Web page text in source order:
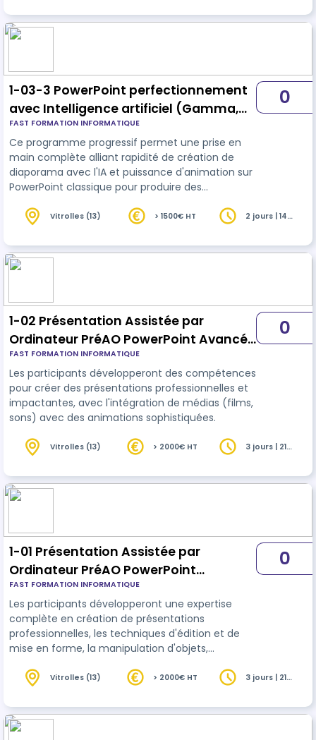
1-03-3 PowerPoint perfectionnement
avec Intelligence artificiel (Gamma,
Luvvoice et AudioConvert )– 2 jours-
ICDL -v2
FAST FORMATION INFORMATIQUE
Ce programme progressif permet une prise en
main complète alliant rapidité de création de
diaporama avec l'IA et puissance d'animation sur
PowerPoint classique pour produire des
0
Vitrolles (13) > 1500€ HT
2 jours | 14
1-02 Présentation Assistée par
Ordinateur PréAO PowerPoint Avancé-
ICDL (3j) - v1.1 - EDOF v2
FAST FORMATION INFORMATIQUE
Les participants développeront des compétences
pour créer des présentations professionnelles et
impactantes, avec l'intégration de médias (films,
sons) avec des animations sophistiquées.
0
Vitrolles (13) > 2000€ HT
3 jours | 21
1-01 Présentation Assistée par
Ordinateur PréAO PowerPoint
Standard - ICDL (3j) - v6.1 - v2
FAST FORMATION INFORMATIQUE
Les participants développeront une expertise
complète en création de présentations
professionnelles, les techniques d'édition et de
mise en forme, la manipulation d'objets,
dynamiques et l'impression adaptée.
0
Vitrolles (13) > 2000€ HT
3 jours | 21